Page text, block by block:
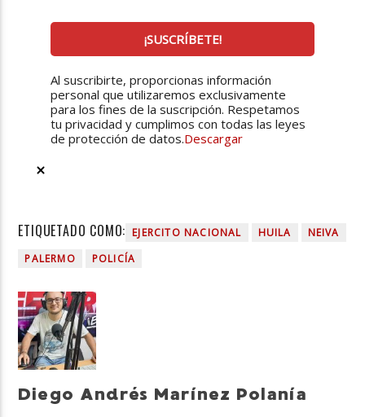
Al suscribirte, proporcionas información
personal que utilizaremos exclusivamente
para los fines de la suscripción. Respetamos
tu privacidad y cumplimos con todas las leyes
de protección de datos.Descargar
ETIQUETADO COMO: EJERCITO NACIONAL HUILA
NEIVA
PALERMO
POLICÍA
Diego Andrés Marínez Polanía